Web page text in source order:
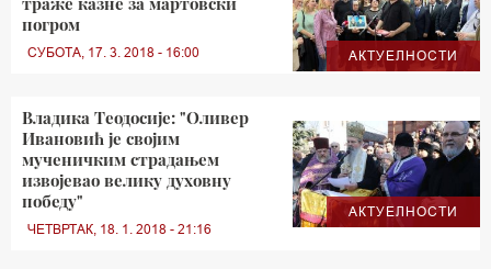
АКТУЕЛНОСТИ
погром
СУБОТА, 17. 3. 2018 - 16:00
АКТУЕЛНОСТИ
Владика Теодосије: "Оливер
Ивановић је својим
мученичким страдањем
извојевао велику духовну
победу"
ЧЕТВРТАК, 18. 1. 2018 - 21:16